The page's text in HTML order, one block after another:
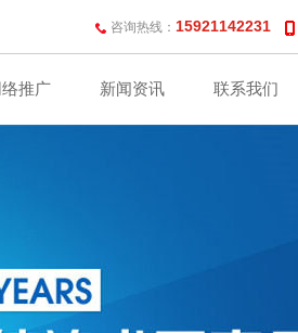
咨询热线： 15921142231
络推广 新闻资讯 联系我们